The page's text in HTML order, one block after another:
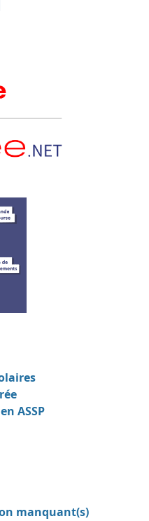
ASSP
manquant(s)